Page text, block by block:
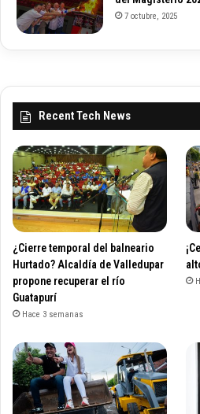
7 octubre, 2025
Recent Tech News
¿Cierre temporal del balneario
Hurtado? Alcaldía de Valledupar
propone recuperar el río
Guatapurí
Hace 3 semanas